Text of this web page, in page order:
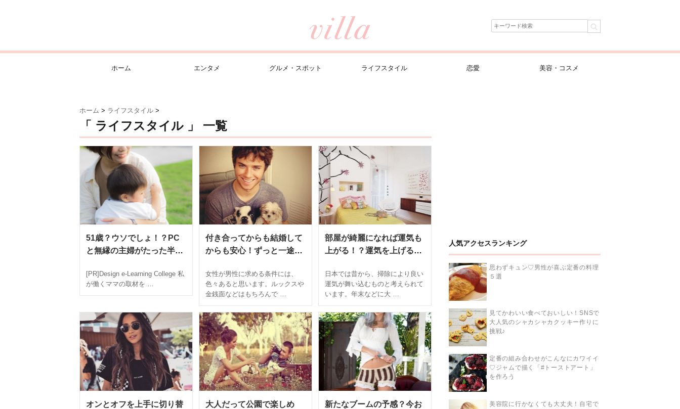
ホーム エンタメ グルメ・スポット ライフスタイル 恋愛 美容・コスメ
ホーム > ライフスタイル >
「 ライフスタイル 」 一覧
51歳？ウソでしょ！？PC
と無縁の主婦がたった半年
きた一つの習慣とは
[PR]Design e-Learning College 私
が働くママの取材を …
付き合ってからも結婚して
からも安心！ずっと一途で
見極め方
女性が男性に求める条件には、
色々あると思います。ルックスや
金銭面などはもちろんで …
部屋が綺麗になれば運気も
上がる！？運気を上げる掃
日本では昔から、掃除により良い
運気が舞い込むものと考えられて
います。年末などに大 …
オンとオフを上手に切り替
大人だって公園で楽しめ
新たなブームの予感？今お
人気アクセスランキング
思わずキュン♡男性が喜ぶ定番の料理
５選
見てかわいい食べておいしい！SNSで
大人気のシャカシャカクッキー作りに
挑戦♪
定番の組み合わせがこんなにカワイイ
♡ジャムで描く「#トーストアート」
を作ろう
美容院に行かなくても大丈夫！自宅で